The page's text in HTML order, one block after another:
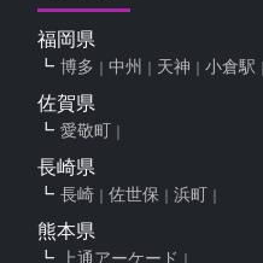
福岡県
博多 中州 天神 小倉駅
佐賀県
愛敬町
長崎県
長崎 佐世保 浜町
熊本県
上通アーケード